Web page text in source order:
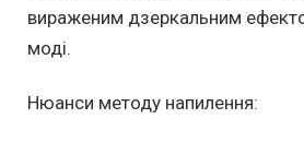
вираженим дзеркальним
моді.
Нюанси методу напилення: